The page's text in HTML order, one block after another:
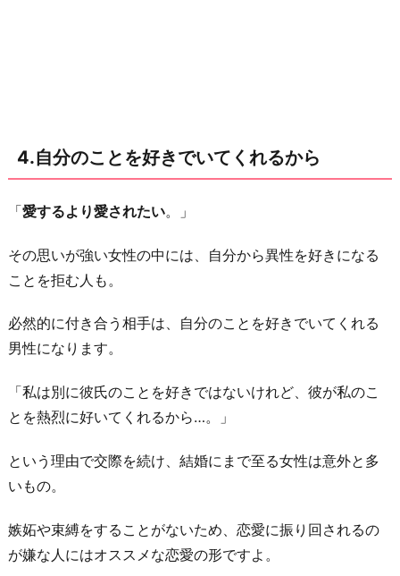
に
っ
い
る
ら
ス
ペ
ク
が
く
周
4.自分のことを好きでいてくれるから
「愛するより愛されたい。」
その思いが強い女性の中には、自分から異性を好きになる
ことを拒む人も。
必然的に付き合う相手は、自分のことを好きでいてくれる
男性になります。
「私は別に彼氏のことを好きではないけれど、彼が私のこ
とを熱烈に好いてくれるから…。」
という理由で交際を続け、結婚にまで至る女性は意外と多
いもの。
嫉妬や束縛をすることがないため、恋愛に振り回されるの
が嫌な人にはオススメな恋愛の形ですよ。